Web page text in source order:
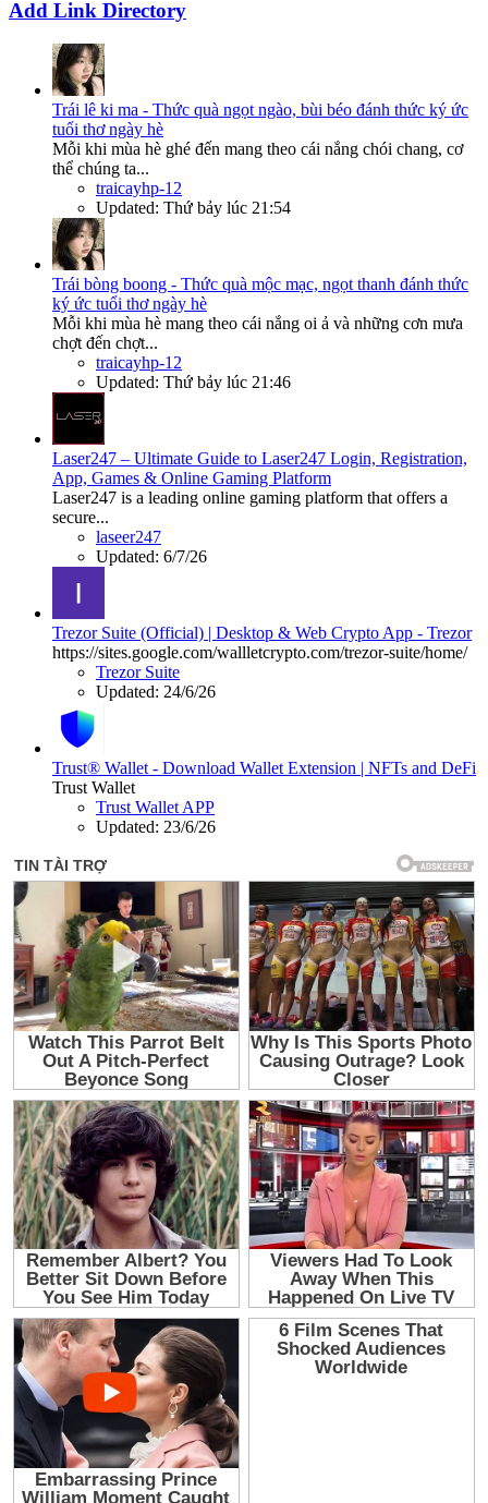
Add Link Directory
Trái lê ki ma - Thức quà ngọt ngào, bùi béo đánh thức ký ức
tuổi thơ ngày hè
Mỗi khi mùa hè ghé đến mang theo cái nắng chói chang, cơ
thể chúng ta...
traicayhp-12
Updated: Thứ bảy lúc 21:54
Trái bòng boong - Thức quà mộc mạc, ngọt thanh đánh thức
ký ức tuổi thơ ngày hè
Mỗi khi mùa hè mang theo cái nắng oi ả và những cơn mưa
chợt đến chợt...
traicayhp-12
Updated: Thứ bảy lúc 21:46
Laser247 – Ultimate Guide to Laser247 Login, Registration,
App, Games & Online Gaming Platform
Laser247 is a leading online gaming platform that offers a
secure...
laseer247
Updated: 6/7/26
Trezor Suite (Official) | Desktop & Web Crypto App - Trezor
https://sites.google.com/wallletcrypto.com/trezor-suite/home/
Trezor Suite
Updated: 24/6/26
Trust® Wallet - Download Wallet Extension | NFTs and DeFi
Trust Wallet
Trust Wallet APP
Updated: 23/6/26